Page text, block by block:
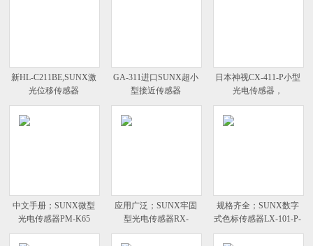
新HL-C211BE,SUNX激
光位移传感器
GA-311进口SUNX超小
型接近传感器
日本神视CX-411-P小型
光电传感器，
中文手册；SUNX微型
光电传感器PM-K65
应用广泛；SUNX牢固
型光电传感器RX-
PRVM3
规格齐全；SUNX数字
式色标传感器LX-101-P-
Z